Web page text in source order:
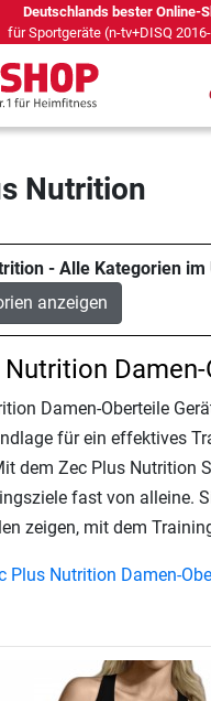
Deutschlands bester Online-
für Sportgeräte (n-tv+DISQ
Nutrition
- Alle Kategorien
anzeigen
Nutrition
Damen-Oberteile
für ein effektives
dem Zec Plus Nutrition
fast von alleine.
zeigen, mit dem
Plus Nutrition Damen-